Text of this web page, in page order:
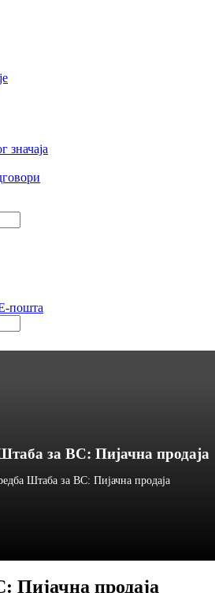
значаја
пошта
за ВС: Пијачна продаја
Штаба за ВС: Пијачна продаја
Пијачна продаја